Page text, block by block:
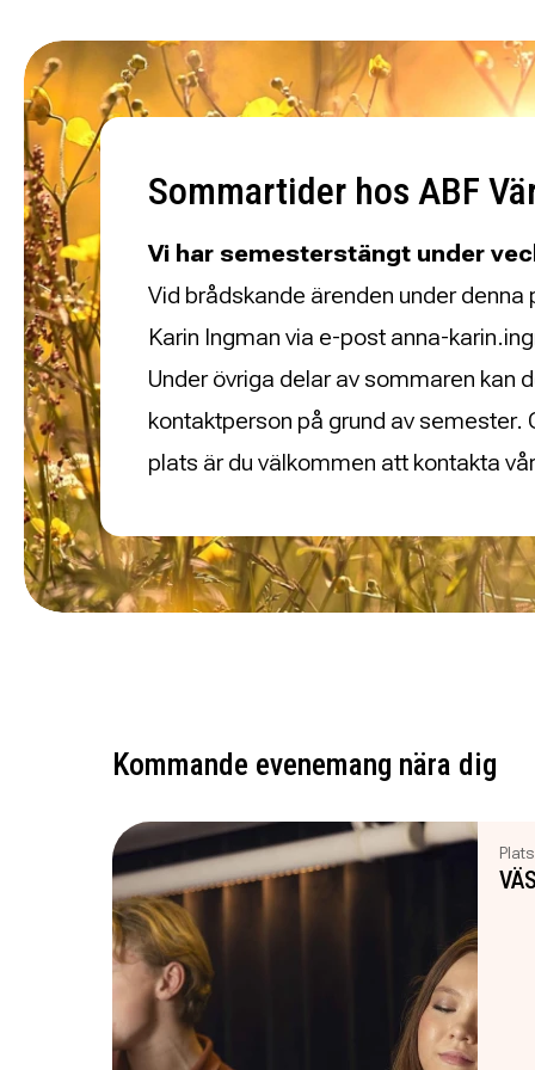
Sommartider hos ABF
Vi har semesterstängt under
Vid brådskande ärenden under
Karin Ingman via e-post anna-
Under övriga delar av sommaren kan
kontaktperson på grund av semester.
plats är du välkommen att kontakta
Kommande evenemang nära dig